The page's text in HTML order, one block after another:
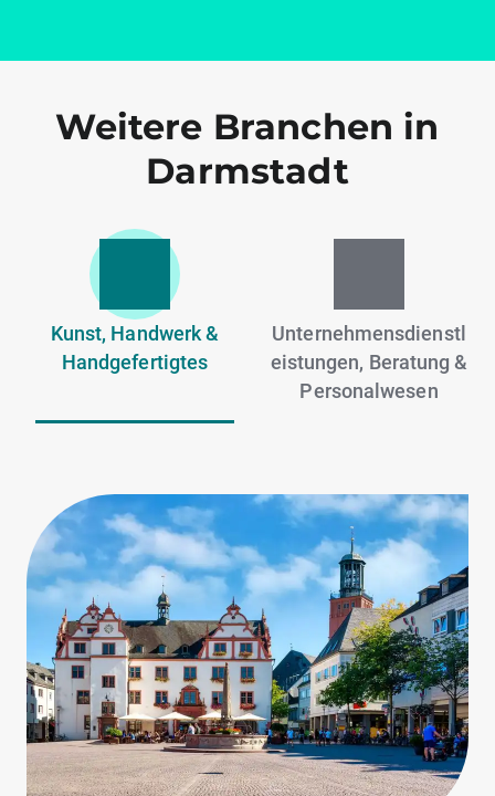
Weitere Branchen in
Darmstadt
Kunst, Handwerk &
Handgefertigtes
Unternehmensdienstl
eistungen, Beratung &
Personalwesen